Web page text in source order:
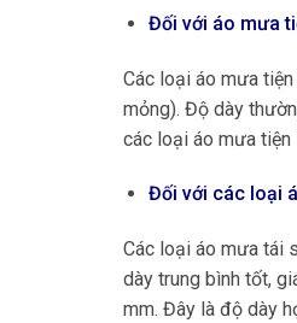
Đối với áo mưa
Các loại áo mưa
mỏng). Độ dày
các loại áo mưa tiện
Đối với các loại
Các loại áo mưa tái
dày trung bình tốt,
mm. Đây là độ dày